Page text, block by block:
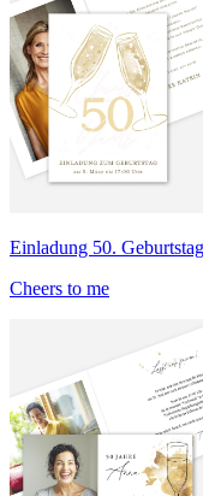
Einladung 50. Geburtstag
Cheers to me